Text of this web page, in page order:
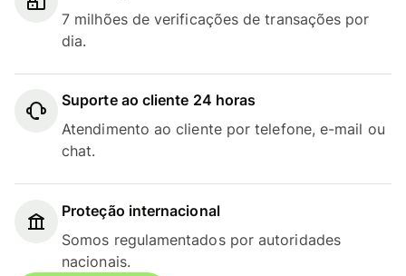
7 milhões de verificações de transações por
dia.
Suporte ao cliente 24 horas
Atendimento ao cliente por telefone, e-mail ou
chat.
Proteção internacional
Somos regulamentados por autoridades
nacionais.